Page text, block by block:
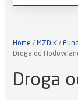
Home MZDiK
Droga od
Droga